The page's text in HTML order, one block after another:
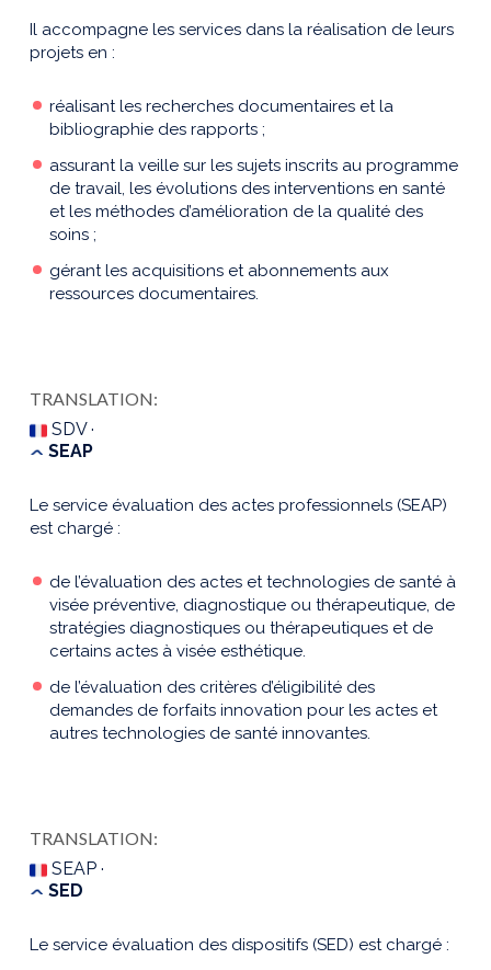
Il accompagne les services dans la réalisation de leurs
projets en :
réalisant les recherches documentaires et la
bibliographie des rapports ;
assurant la veille sur les sujets inscrits au programme
de travail, les évolutions des interventions en santé
et les méthodes d’amélioration de la qualité des
soins ;
gérant les acquisitions et abonnements aux
ressources documentaires.
TRANSLATION:
SDV ·
SEAP
Le service évaluation des actes professionnels (SEAP)
est chargé :
de l’évaluation des actes et technologies de santé à
visée préventive, diagnostique ou thérapeutique, de
stratégies diagnostiques ou thérapeutiques et de
certains actes à visée esthétique.
de l’évaluation des critères d’éligibilité des
demandes de forfaits innovation pour les actes et
autres technologies de santé innovantes.
TRANSLATION:
SEAP ·
SED
Le service évaluation des dispositifs (SED) est chargé :